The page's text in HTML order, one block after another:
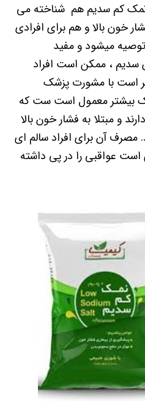
نمک کم سدیم هم شناخته می
خون بالا و هم برای افرادی
میشود و مفید
، ممکن است افراد
است با مشورت پزشک
بیشتر معمول است ست که
و مبتلا به فشار خون بالا
آن برای افراد سالم ای
عواقبی را در پی داشته